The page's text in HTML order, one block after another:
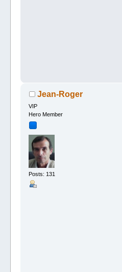
Jean-Roger
VIP
Hero Member
Posts: 131